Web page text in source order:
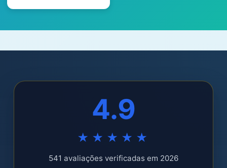
4.9
★★★★★
541 avaliações verificadas em 2026